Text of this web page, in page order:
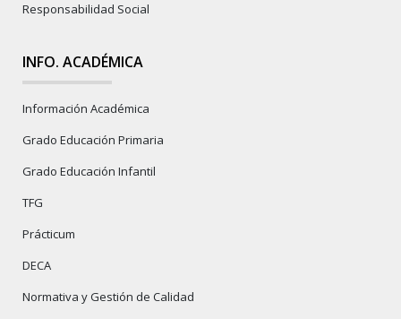
Responsabilidad Social
INFO. ACADÉMICA
Información Académica
Grado Educación Primaria
Grado Educación Infantil
TFG
Prácticum
DECA
Normativa y Gestión de Calidad